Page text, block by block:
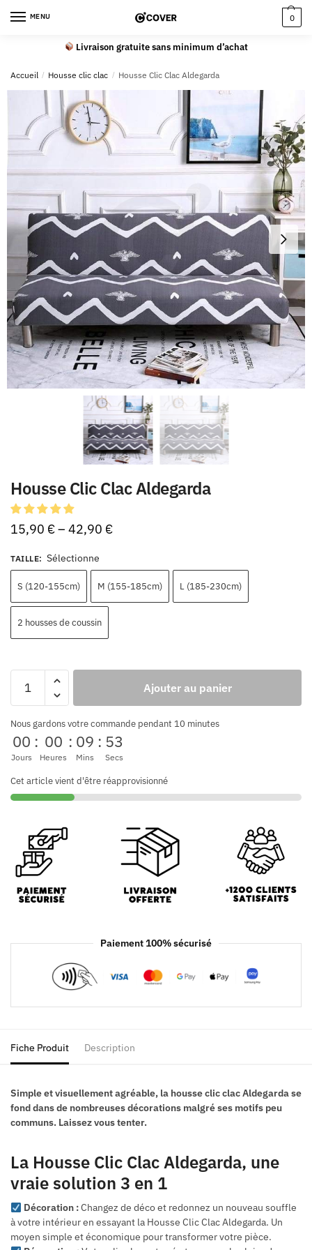
MENU 0
Livraison gratuite sans minimum d’achat
Accueil / Housse clic clac / Housse Clic Clac Aldegarda
Housse Clic Clac Aldegarda
15,90 €– 42,90 €
TAILLE: Sélectionne
S (120-155cm) M (155-185cm) L (185-230cm)
2 housses de coussin
Ajouter au panier
Nous gardons votre commande pendant 10 minutes
00
Jours
: 00
Heures
: 09
Mins
: 52
Secs
Cet article vient d'être réapprovisionné
Paiement 100% sécurisé
Fiche Produit Description
Simple et visuellement agréable, la housse clic clac Aldegarda se
fond dans de nombreuses décorations malgré ses motifs peu
communs. Laissez vous tenter.
La Housse Clic Clac Aldegarda, une
vraie solution 3 en 1
Décoration :Changez de déco et redonnez un nouveau souffle
à votre intérieur en essayant la Housse Clic Clac Aldegarda. Un
moyen simple et économique pour transformer votre pièce.